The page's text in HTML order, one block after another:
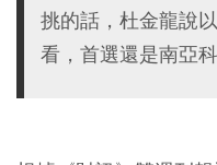
挑的話，杜金龍說
看，首選還是南亞科